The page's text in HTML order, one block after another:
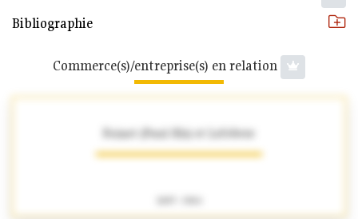
Bibliographie
Commerce(s)/entreprise(s) en relation
Foinet (Paul fils) et Lefebvre